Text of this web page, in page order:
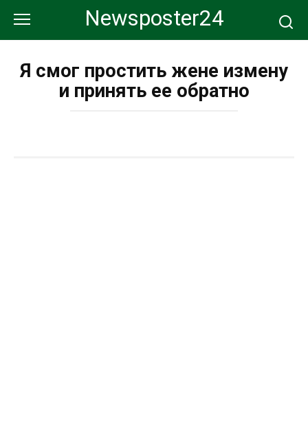
контенту
Newsposter24
Я смог простить жене измену
и принять ее обратно